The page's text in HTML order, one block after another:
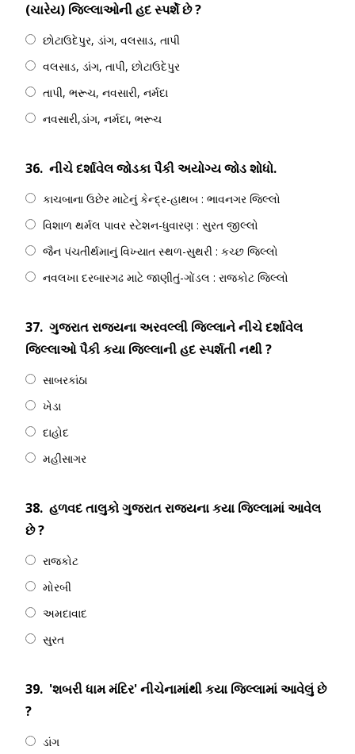
(ચારેય) જિલ્લાઓની હદ સ્પર્શે છે ?
છોટાઉદેપુર, ડાંગ, વલસાડ, તાપી
વલસાડ, ડાંગ, તાપી, છોટાઉદેપુર
તાપી, ભરૂચ, નવસારી, નર્મદા
નવસારી,ડાંગ, નર્મદા, ભરૂચ
36. નીચે દર્શાવેલ જોડકા પૈકી અયોગ્ય જોડ શોધો.
કાચબાના ઉછેર માટેનું કેન્દ્ર-હાથબ : ભાવનગર જિલ્લો
વિશાળ થર્મલ પાવર સ્ટેશન-ધુવારણ : સુરત જીલ્લો
જૈન પંચતીર્થમાનું વિખ્યાત સ્થળ-સુથરી : કચ્છ જિલ્લો
નવલખા દરબારગઢ માટે જાણીતું-ગોંડલ : રાજકોટ જિલ્લો
37. ગુજરાત રાજ્યના અરવલ્લી જિલ્લાને નીચે દર્શાવેલ
જિલ્લાઓ પૈકી કયા જિલ્લાની હદ સ્પર્શતી નથી ?
સાબરકાંઠા
ખેડા
દાહોદ
મહીસાગર
38. હળવદ તાલુકો ગુજરાત રાજ્યના કયા જિલ્લામાં આવેલ
છે ?
રાજકોટ
મોરબી
અમદાવાદ
સુરત
39. 'શબરી ધામ મંદિર' નીચેનામાંથી કયા જિલ્લામાં આવેલું છે
?
ડાંગ